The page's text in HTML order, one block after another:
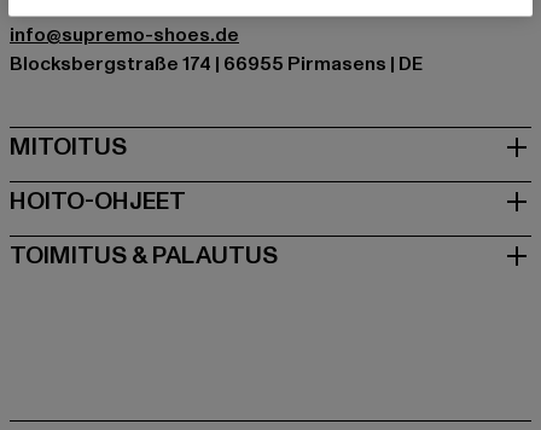
info@supremo-shoes.de
Blocksbergstraße 174 | 66955 Pirmasens | DE
MITOITUS
HOITO-OHJEET
TOIMITUS & PALAUTUS